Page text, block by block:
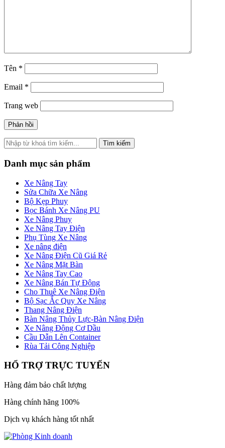
Tên *
Email *
Trang web
Tìm kiếm
Danh mục sản phẩm
Xe Nâng Tay
Sửa Chữa Xe Nâng
Bộ Kẹp Phuy
Bọc Bánh Xe Nâng PU
Xe Nâng Phuy
Xe Nâng Tay Điện
Phụ Tùng Xe Nâng
Xe nâng điện
Xe Nâng Điện Cũ Giá Rẻ
Xe Nâng Mặt Bàn
Xe Nâng Tay Cao
Xe Nâng Bán Tự Động
Cho Thuê Xe Nâng Điện
Bộ Sạc Ắc Quy Xe Nâng
Thang Nâng Điện
Bàn Nâng Thủy Lực-Bàn Nâng Điện
Xe Nâng Động Cơ Dầu
Cầu Dẫn Lên Container
Rùa Tải Công Nghiệp
HỔ TRỢ TRỰC TUYẾN
Hàng đảm bảo chất lượng
Hàng chính hãng 100%
Dịch vụ khách hàng tốt nhất